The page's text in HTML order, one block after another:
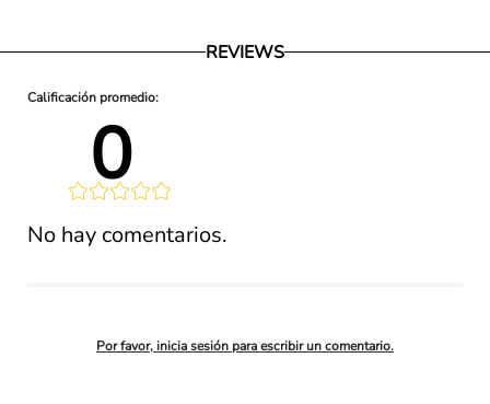
REVIEWS
0
Por favor, inicia sesión para escribir un comentario.
No hay comentarios.